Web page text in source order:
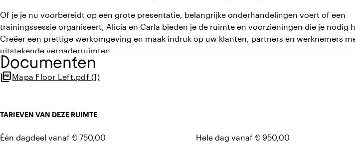
Of je je nu voorbereidt op een grote presentatie, belangrijke onderhandelingen voert of een
trainingssessie organiseert, Alicia en Carla bieden je de ruimte en voorzieningen die je nodig
Creëer een prettige werkomgeving en maak indruk op uw klanten, partners en werknemers
uitstekende vergaderruimten.
Documenten
picture_as_pdfMapa Floor Left.pdf (1)
TARIEVEN VAN DEZE RUIMTE
Één dagdeel vanaf € 750,00 Hele dag vanaf € 950,00